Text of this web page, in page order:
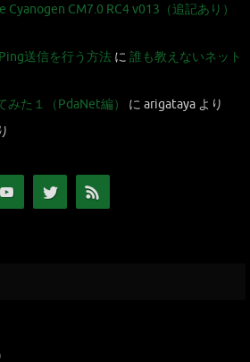
CM7.0 RC4 v013（追記あり）
送信を行う方法 に 誰も教えないネット
みた１（PdaNet編）
に arigataya より